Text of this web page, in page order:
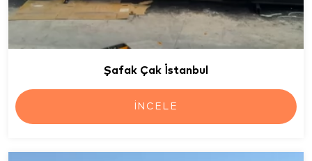
Şafak Çak İstanbul
İNCELE